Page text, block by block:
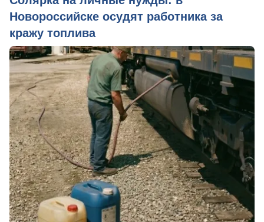
Новороссийске осудят работника за
кражу топлива